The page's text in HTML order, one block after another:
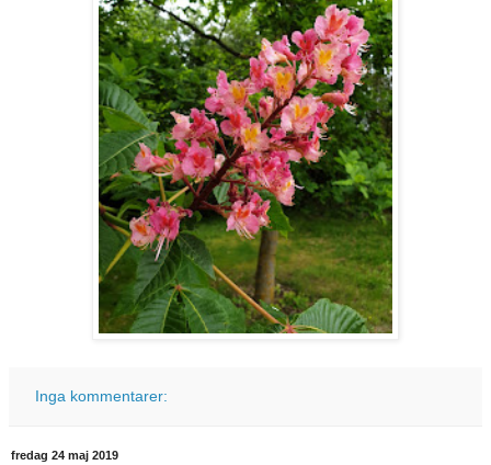
Inga kommentarer:
fredag 24 maj 2019